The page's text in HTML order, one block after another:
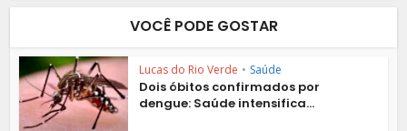
VOCÊ PODE GOSTAR
Lucas do Rio Verde • Saúde
Dois óbitos confirmados por
dengue: Saúde intensifica...